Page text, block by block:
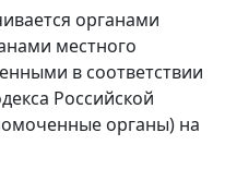
органами
местного
в соответствии
Российской
органы) на